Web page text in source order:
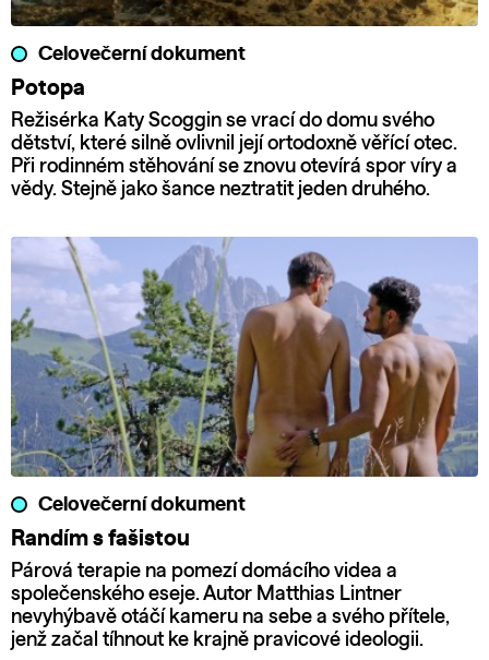
Celovečerní dokument
Potopa
Režisérka Katy Scoggin se vrací do domu svého
dětství, které silně ovlivnil její ortodoxně věřící otec.
Při rodinném stěhování se znovu otevírá spor víry a
vědy. Stejně jako šance neztratit jeden druhého.
Celovečerní dokument
Randím s fašistou
Párová terapie na pomezí domácího videa a
společenského eseje. Autor Matthias Lintner
nevyhýbavě otáčí kameru na sebe a svého přítele,
jenž začal tíhnout ke krajně pravicové ideologii.